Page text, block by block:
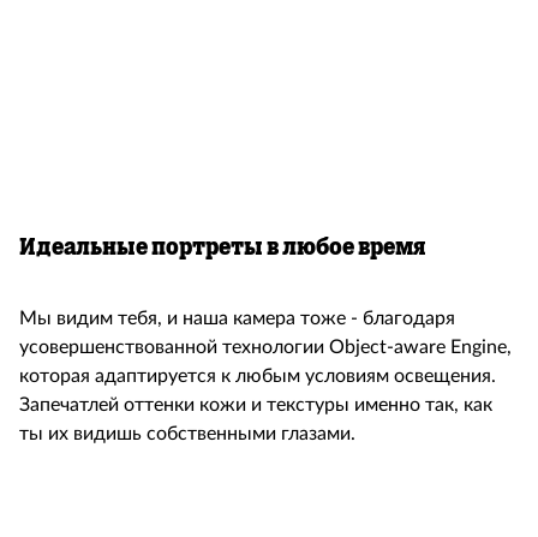
Идеальные портреты в любое время
Мы видим тебя, и наша камера тоже - благодаря
усовершенствованной технологии Object-aware Engine,
которая адаптируется к любым условиям освещения.
Запечатлей оттенки кожи и текстуры именно так, как
ты их видишь собственными глазами.